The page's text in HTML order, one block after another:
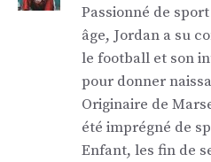
Passionné de
âge, Jordan a su
le football et son
pour donner
Originaire de
été imprégné de
Enfant, les fin de